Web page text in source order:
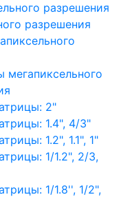
разрешения
разрешения
мегапиксельного
2"
1.4", 4/3"
1.2", 1.1", 1"
1/1.2", 2/3,
1/1.8'', 1/2",